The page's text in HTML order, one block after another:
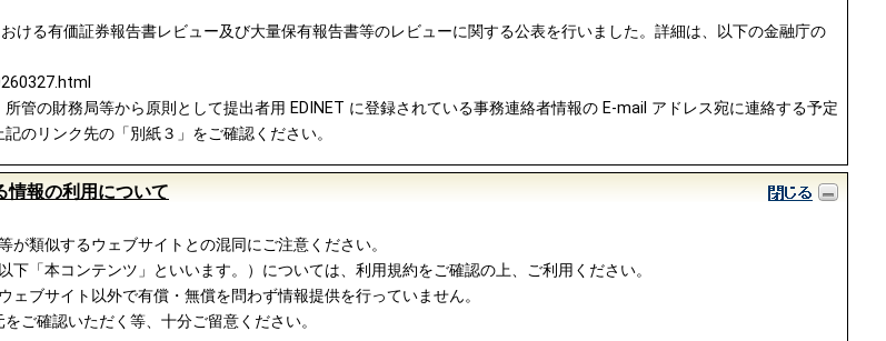
ける有価証券報告書レビュー及び大量保有報告書等のレビューに関する公表を行いました。詳細は、以下の金融庁の
管の財務局等から原則として提出者用 EDINET に登録されている事務連絡者情報の E-mail アドレス宛に連絡する予定
のリンク先の「別紙３」をご確認ください。
情報の利用について
が類似するウェブサイトとの混同にご注意ください。
下「本コンテンツ」といいます。）については、利用規約をご確認の上、ご利用ください。
ェブサイト以外で有償・無償を問わず情報提供を行っていません。
ご確認いただく等、十分ご留意ください。